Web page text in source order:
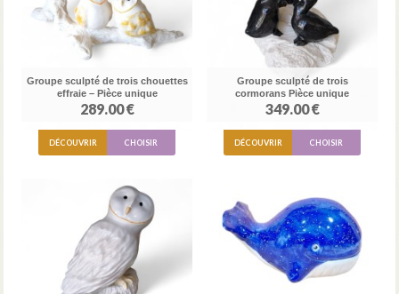
Groupe sculpté de trois chouettes
effraie – Pièce unique
289.00 €
DÉCOUVRIR CHOISIR
Groupe sculpté de trois
cormorans Pièce unique
349.00 €
DÉCOUVRIR CHOISIR